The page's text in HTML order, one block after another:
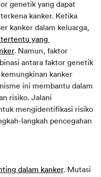
genetik yang dapat
kanker. Ketika
kanker dalam keluarga,
yang
. Namun, faktor
antara faktor genetik
kanker
ini membantu dalam
mengidentifikasi risiko
langkah pencegahan
dalam kanker. Mutasi